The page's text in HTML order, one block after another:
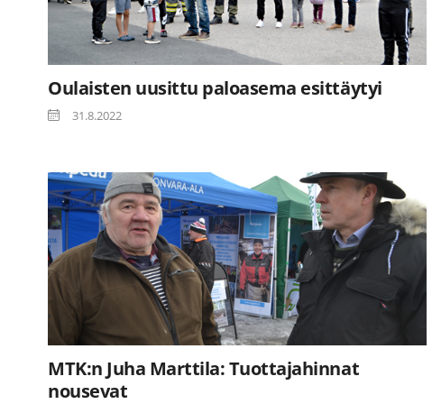
Oulaisten uusittu paloasema esittäytyi
31.8.2022
MTK:n Juha Marttila: Tuottajahinnat
nousevat